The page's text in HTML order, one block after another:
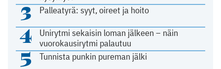
3 Palleatyrä: syyt, oireet ja hoito
4
Unirytmi sekaisin loman jälkeen – näin
vuorokausirytmi palautuu
5 Tunnista punkin pureman jälki